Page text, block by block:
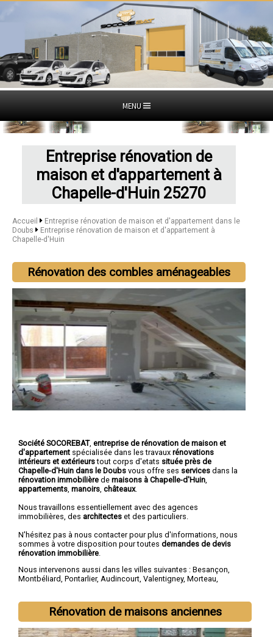
MENU
Entreprise rénovation de
maison et d'appartement à
Chapelle-d'Huin 25270
Accueil
Entreprise rénovation de maison et d'appartement dans le
Doubs
Entreprise rénovation de maison et d'appartement à
Chapelle-d'Huin
Rénovation des combles aménageables
Société SOCOREBAT, entreprise de rénovation de maison et
d'appartement spécialisée dans les travaux rénovations
intérieurs et extérieurstout corps d'etats située près de
Chapelle-d'Huin dans le Doubs vous offre ses services dans la
rénovation immobilière de maisons à Chapelle-d'Huin
appartements manoirs châteaux.
Nous travaillons essentiellement avec des agences
immobilières, des architectes et des particuliers.
N'hésitez pas à nous contacter pour plus d'informations, nous
sommes à votre disposition pour toutes demandes de devis
rénovation immobilière
Nous intervenons aussi dans les villes suivantes : Besançon,
Montbéliard, Pontarlier, Audincourt, Valentigney, Morteau,
Rénovation de maisons anciennes